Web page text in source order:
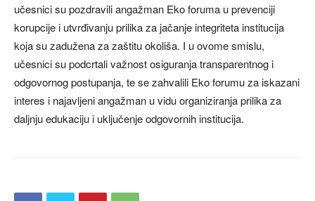
učesnici su pozdravili angažman Eko foruma u prevenciji
korupcije i utvrđivanju prilika za jačanje integriteta institucija
koja su zadužena za zaštitu okoliša. I u ovome smislu,
učesnici su podcrtali važnost osiguranja transparentnog i
odgovornog postupanja, te se zahvalili Eko forumu za iskazani
interes i najavljeni angažman u vidu organiziranja prilika za
daljnju edukaciju i uključenje odgovornih institucija.